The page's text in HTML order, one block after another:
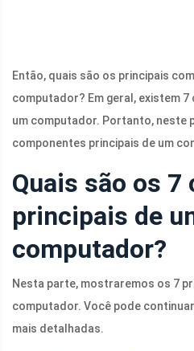
Então, quais são os principais
computador? Em geral, existem
um computador. Portanto, neste
componentes principais de um
Quais são os
principais de
computador?
Nesta parte, mostraremos os 7
computador. Você pode
mais detalhadas.